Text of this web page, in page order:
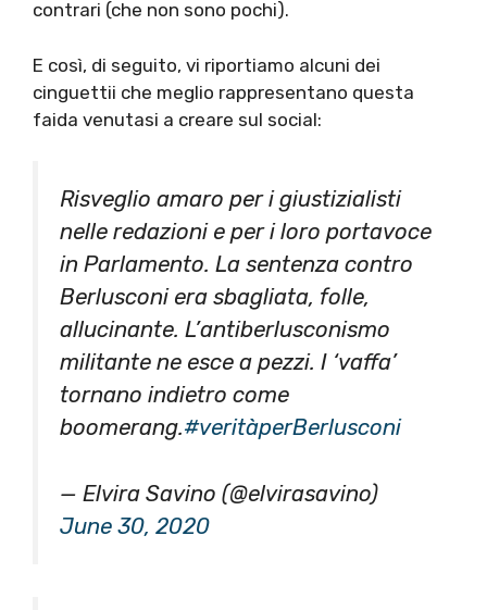
contrari (che non sono pochi).
E così, di seguito, vi riportiamo alcuni dei
cinguettii che meglio rappresentano questa
faida venutasi a creare sul social:
Risveglio amaro per i giustizialisti
nelle redazioni e per i loro portavoce
in Parlamento. La sentenza contro
Berlusconi era sbagliata, folle,
allucinante. L’antiberlusconismo
militante ne esce a pezzi. I ‘vaffa’
tornano indietro come
boomerang.#veritàperBerlusconi
— Elvira Savino (@elvirasavino)
June 30, 2020